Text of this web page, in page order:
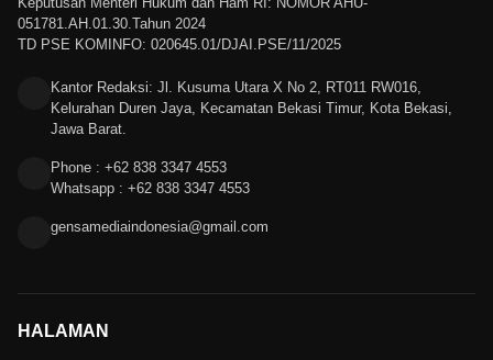
051781.AH.01.30.Tahun 2024
TD PSE KOMINFO: 020645.01/DJAI.PSE/11/2025
Kantor Redaksi: Jl. Kusuma Utara X No 2, RT011 RW016,
Kelurahan Duren Jaya, Kecamatan Bekasi Timur, Kota Bekasi,
Jawa Barat.
Phone : +62 838 3347 4553
Whatsapp : +62 838 3347 4553
gensamediaindonesia@gmail.com
HALAMAN